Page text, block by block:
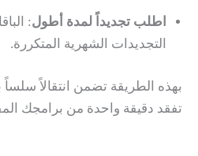
اطلب تجديداً لمدة أطول :
التجديدات الشهرية المتكررة.
بهذه الطريقة تضمن انتقالاً
تفقد دقيقة واحدة من برامجك